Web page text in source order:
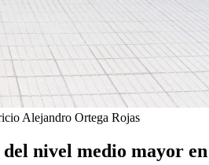
Alejandro Ortega Rojas
nivel medio mayor